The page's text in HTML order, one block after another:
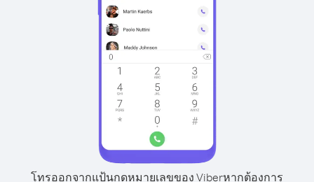
โทรออกจากแป้นกดหมายเลขของ Viberหากต้องการ